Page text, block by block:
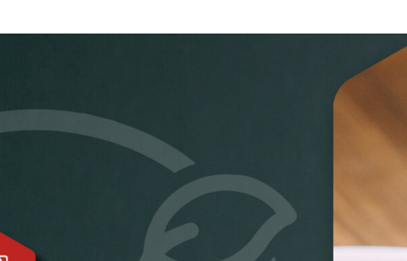
Essiccatoio per
lavanderie
Altre applicazioni
Servizi post-vendita
Test e demo